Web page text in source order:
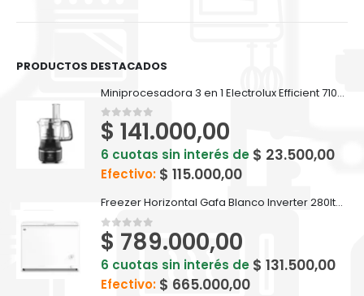
PRODUCTOS DESTACADOS
Miniprocesadora 3 en 1 Electrolux Efficient 710ml EFP500
0out of 5
$ 141.000,00
6 cuotas sin interés de $ 23.500,00
Efectivo: $ 115.000,00
Freezer Horizontal Gafa Blanco Inverter 280lts FGHI300B-L
0out of 5
$ 789.000,00
6 cuotas sin interés de $ 131.500,00
Efectivo: $ 665.000,00